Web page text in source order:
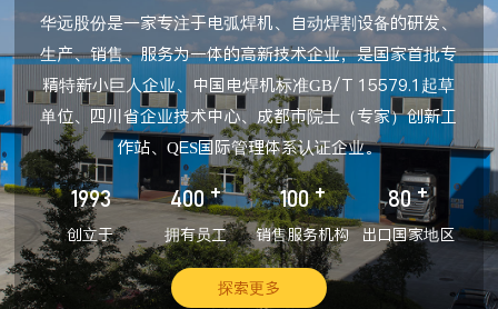
华远股份是一家专注于电弧焊机、自动焊割设备的研发、
生产、销售、服务为一体的高新技术企业，是国家首批专
精特新小巨人企业、中国电焊机标准GB/T 15579.1起草
单位、四川省企业技术中心、成都市院士（专家）创新工
作站、QES国际管理体系认证企业。
1993
创立于
400 +
拥有员工
100 +
销售服务机构
80 +
出口国家地区
探索更多